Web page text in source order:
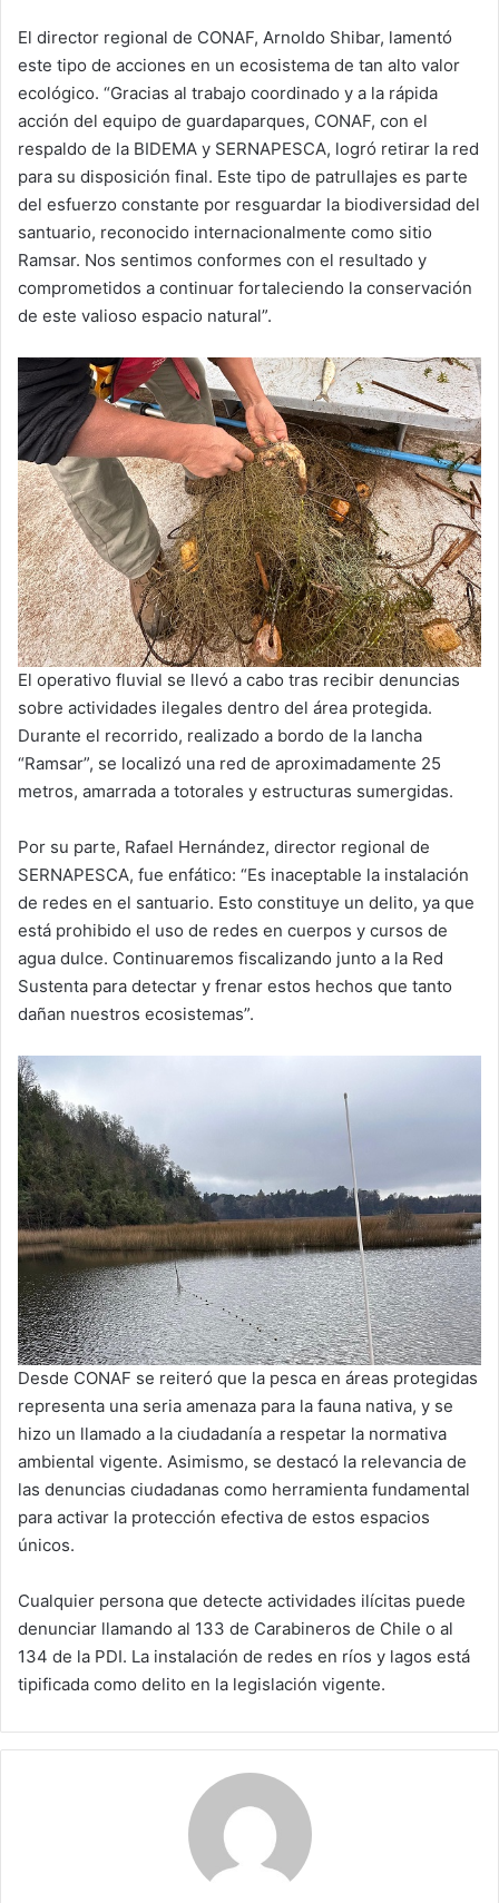
El director regional de CONAF, Arnoldo Shibar, lamentó
este tipo de acciones en un ecosistema de tan alto valor
ecológico. “Gracias al trabajo coordinado y a la rápida
acción del equipo de guardaparques, CONAF, con el
respaldo de la BIDEMA y SERNAPESCA, logró retirar la red
para su disposición final. Este tipo de patrullajes es parte
del esfuerzo constante por resguardar la biodiversidad del
santuario, reconocido internacionalmente como sitio
Ramsar. Nos sentimos conformes con el resultado y
comprometidos a continuar fortaleciendo la conservación
de este valioso espacio natural”.
El operativo fluvial se llevó a cabo tras recibir denuncias
sobre actividades ilegales dentro del área protegida.
Durante el recorrido, realizado a bordo de la lancha
“Ramsar”, se localizó una red de aproximadamente 25
metros, amarrada a totorales y estructuras sumergidas.
Por su parte, Rafael Hernández, director regional de
SERNAPESCA, fue enfático: “Es inaceptable la instalación
de redes en el santuario. Esto constituye un delito, ya que
está prohibido el uso de redes en cuerpos y cursos de
agua dulce. Continuaremos fiscalizando junto a la Red
Sustenta para detectar y frenar estos hechos que tanto
dañan nuestros ecosistemas”.
Desde CONAF se reiteró que la pesca en áreas protegidas
representa una seria amenaza para la fauna nativa, y se
hizo un llamado a la ciudadanía a respetar la normativa
ambiental vigente. Asimismo, se destacó la relevancia de
las denuncias ciudadanas como herramienta fundamental
para activar la protección efectiva de estos espacios
únicos.
Cualquier persona que detecte actividades ilícitas puede
denunciar llamando al 133 de Carabineros de Chile o al
134 de la PDI. La instalación de redes en ríos y lagos está
tipificada como delito en la legislación vigente.